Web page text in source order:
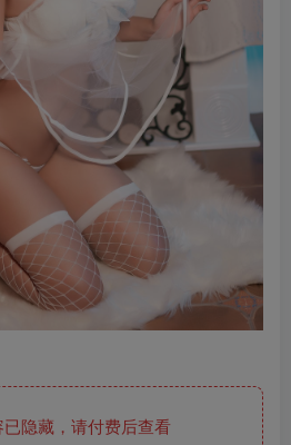
隐藏，请付费后查看